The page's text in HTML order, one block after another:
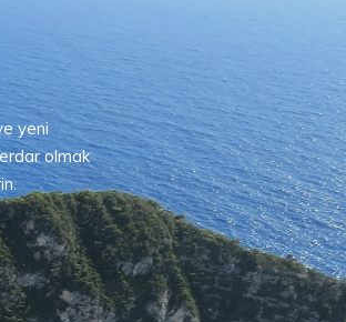
yeni
olmak